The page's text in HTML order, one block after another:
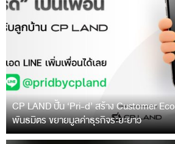
CP LAND ปั้น ‘Pri-d’ สร้าง Customer
พันธมิตร ขยายมูลค่าธุรกิจระยะยาว